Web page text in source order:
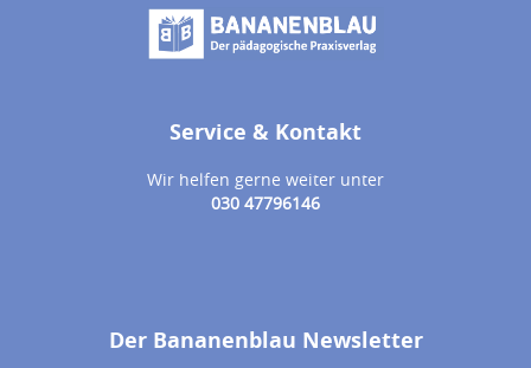
Service & Kontakt
Wir helfen gerne weiter unter
030 47796146
Der Bananenblau Newsletter